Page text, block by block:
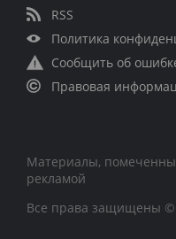
RSS
Политика
Сообщить об
Правовая
Материалы,
рекламой
Все права защищены ©